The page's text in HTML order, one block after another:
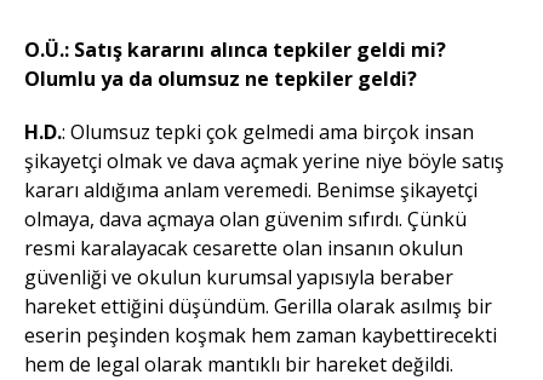
O.Ü.: Satış kararını alınca tepkiler geldi mi?
Olumlu ya da olumsuz ne tepkiler geldi?
H.D.: Olumsuz tepki çok gelmedi ama birçok insan
şikayetçi olmak ve dava açmak yerine niye böyle satış
kararı aldığıma anlam veremedi. Benimse şikayetçi
olmaya, dava açmaya olan güvenim sıfırdı. Çünkü
resmi karalayacak cesarette olan insanın okulun
güvenliği ve okulun kurumsal yapısıyla beraber
hareket ettiğini düşündüm. Gerilla olarak asılmış bir
eserin peşinden koşmak hem zaman kaybettirecekti
hem de legal olarak mantıklı bir hareket değildi.